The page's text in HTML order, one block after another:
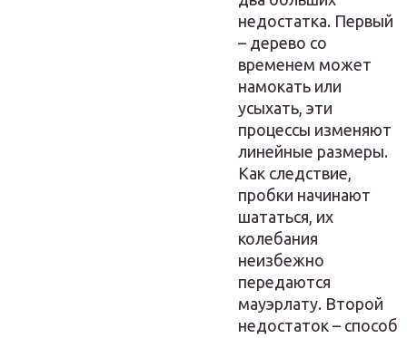
недостатка. Первый
– дерево со
временем может
намокать или
усыхать, эти
процессы изменяют
линейные размеры.
Как следствие,
пробки начинают
шататься, их
колебания
неизбежно
передаются
мауэрлату. Второй
недостаток – способ